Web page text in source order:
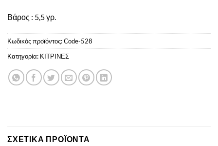
Βάρος : 5,5 γρ.
Κωδικός προϊόντος:Code-528
Κατηγορία: ΚΙΤΡΙΝΕΣ
ΣΧΕΤΙΚΆ ΠΡΟΪΌΝΤΑ